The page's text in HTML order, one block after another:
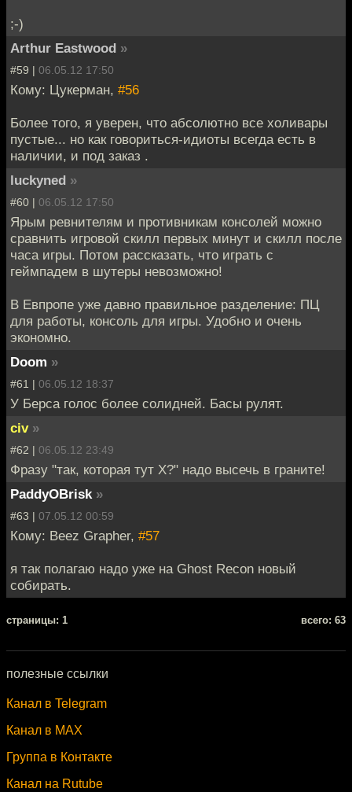
;-)
Arthur Eastwood »
#59 | 06.05.12 17:50
Кому: Цукерман, #56
Более того, я уверен, что абсолютно все холивары
пустые... но как говориться-идиоты всегда есть в
наличии, и под заказ .
luckyned »
#60 | 06.05.12 17:50
Ярым ревнителям и противникам консолей можно
сравнить игровой скилл первых минут и скилл после
часа игры. Потом рассказать, что играть с
геймпадем в шутеры невозможно!
В Евпропе уже давно правильное разделение: ПЦ
для работы, консоль для игры. Удобно и очень
экономно.
Doom »
#61 | 06.05.12 18:37
У Берса голос более солидней. Басы рулят.
civ »
#62 | 06.05.12 23:49
Фразу "так, которая тут X?" надо высечь в граните!
PaddyOBrisk »
#63 | 07.05.12 00:59
Кому: Beez Grapher, #57
я так полагаю надо уже на Ghost Recon новый
собирать.
cтраницы: 1 всего: 63
полезные ссылки
Канал в Telegram
Канал в MAX
Группа в Контакте
Канал на Rutube